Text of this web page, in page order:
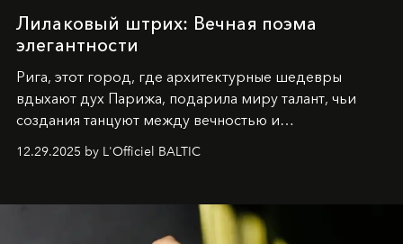
Лилаковый штрих: Вечная поэма
элегантности
Рига, этот город, где архитектурные шедевры
вдыхают дух Парижа, подарила миру талант, чьи
создания танцуют между вечностью и
современностью.
12.29.2025 by L'Officiel BALTIC